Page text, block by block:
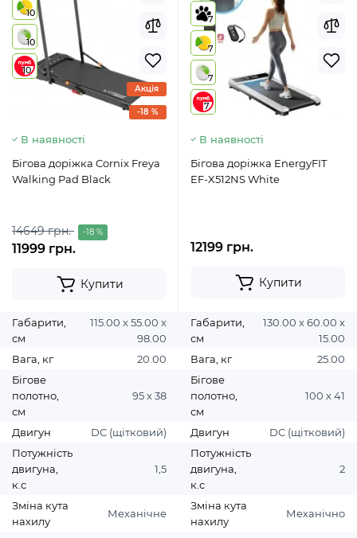
10
10
10
-18 %
Акція
В наявності
Бігова доріжка Cornix Freya
Walking Pad Black
14649 грн. -18 %
11999 грн.
Купити
Габарити,
см
115.00 х 55.00 х
98.00
Вага, кг
20.00
Бігове
полотно,
см
95 х 38
Двигун
DC (щітковий)
Потужність
двигуна,
к.с
1,5
Зміна кута
нахилу
Механічне
7
7
7
7
В наявності
Бігова доріжка EnergyFIT
EF-X512NS White
12199 грн.
Купити
Габарити,
см
130.00 х 60.00 х
15.00
Вага, кг
25.00
Бігове
полотно,
см
100 х 41
Двигун
DC (щітковий)
Потужність
двигуна,
к.с
2
Зміна кута
нахилу
Механічно